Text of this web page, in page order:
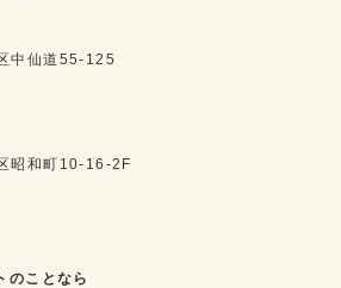
中仙道55-125
昭和町10-16-2F
のことなら